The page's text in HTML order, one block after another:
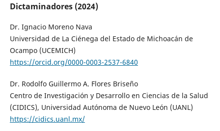
Dictaminadores (2024)
Dr. Ignacio Moreno Nava
Universidad de La Ciénega del Estado de Michoacán de
Ocampo (UCEMICH)
https://orcid.org/0000-0003-2537-6840
Dr. Rodolfo Guillermo A. Flores Briseño
Centro de Investigación y Desarrollo en Ciencias de la Salud
(CIDICS), Universidad Autónoma de Nuevo León (UANL)
https://cidics.uanl.mx/